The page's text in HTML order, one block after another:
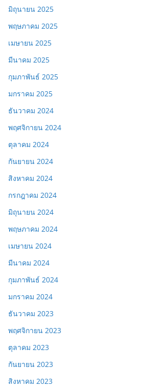
มิถุนายน 2025
พฤษภาคม 2025
เมษายน 2025
มีนาคม 2025
กุมภาพันธ์ 2025
มกราคม 2025
ธันวาคม 2024
พฤศจิกายน 2024
ตุลาคม 2024
กันยายน 2024
สิงหาคม 2024
กรกฎาคม 2024
มิถุนายน 2024
พฤษภาคม 2024
เมษายน 2024
มีนาคม 2024
กุมภาพันธ์ 2024
มกราคม 2024
ธันวาคม 2023
พฤศจิกายน 2023
ตุลาคม 2023
กันยายน 2023
สิงหาคม 2023